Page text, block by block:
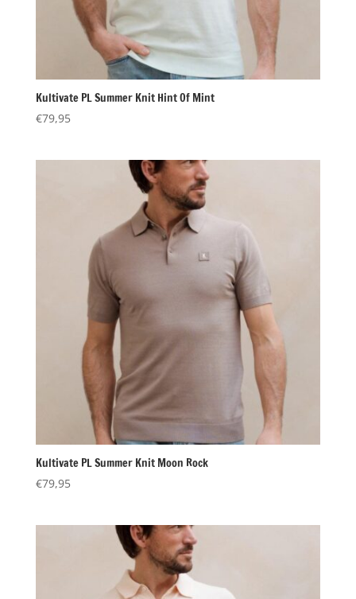
Kultivate PL Summer Knit Hint Of Mint
€79,95
Kultivate PL Summer Knit Moon Rock
€79,95